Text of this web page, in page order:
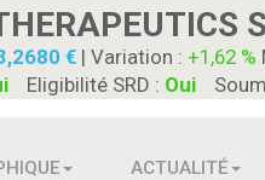
| Variation : +1,62 %
Eligibilité SRD : Oui
ACTUALITÉ